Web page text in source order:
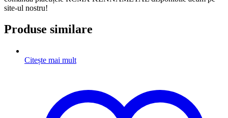
site-ul nostru!
Produse similare
Citește mai mult